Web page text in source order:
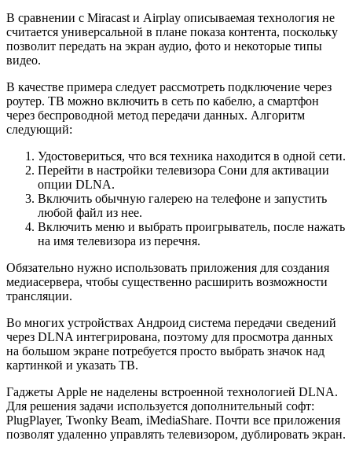
В сравнении с Miracast и Airplay описываемая технология не
считается универсальной в плане показа контента, поскольку
позволит передать на экран аудио, фото и некоторые типы
видео.
В качестве примера следует рассмотреть подключение через
роутер. ТВ можно включить в сеть по кабелю, а смартфон
через беспроводной метод передачи данных. Алгоритм
следующий:
Удостовериться, что вся техника находится в одной сети.
Перейти в настройки телевизора Сони для активации
опции DLNA.
Включить обычную галерею на телефоне и запустить
любой файл из нее.
Включить меню и выбрать проигрыватель, после нажать
на имя телевизора из перечня.
Обязательно нужно использовать приложения для создания
медиасервера, чтобы существенно расширить возможности
трансляции.
Во многих устройствах Андроид система передачи сведений
через DLNA интегрирована, поэтому для просмотра данных
на большом экране потребуется просто выбрать значок над
картинкой и указать ТВ.
Гаджеты Apple не наделены встроенной технологией DLNA.
Для решения задачи используется дополнительный софт:
PlugPlayer, Twonky Beam, iMediaShare. Почти все приложения
позволят удаленно управлять телевизором, дублировать экран.